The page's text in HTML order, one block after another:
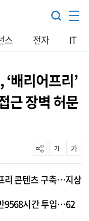
스 전자 IT
배리어프리’
근 장벽 허문
리 콘텐츠 구축…지상
9568시간 투입…62